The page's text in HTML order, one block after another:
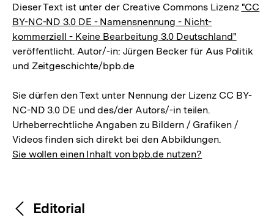
Dieser Text ist unter der Creative Commons Lizenz "CC
BY-NC-ND 3.0 DE - Namensnennung - Nicht-
kommerziell - Keine Bearbeitung 3.0 Deutschland"
veröffentlicht. Autor/-in: Jürgen Becker für Aus Politik
und Zeitgeschichte/bpb.de
Sie dürfen den Text unter Nennung der Lizenz CC BY-
NC-ND 3.0 DE und des/der Autors/-in teilen.
Urheberrechtliche Angaben zu Bildern / Grafiken /
Videos finden sich direkt bei den Abbildungen.
Sie wollen einen Inhalt von bpb.de nutzen?
Inhaltsnavigation
Inhaltsnavigation
Editorial